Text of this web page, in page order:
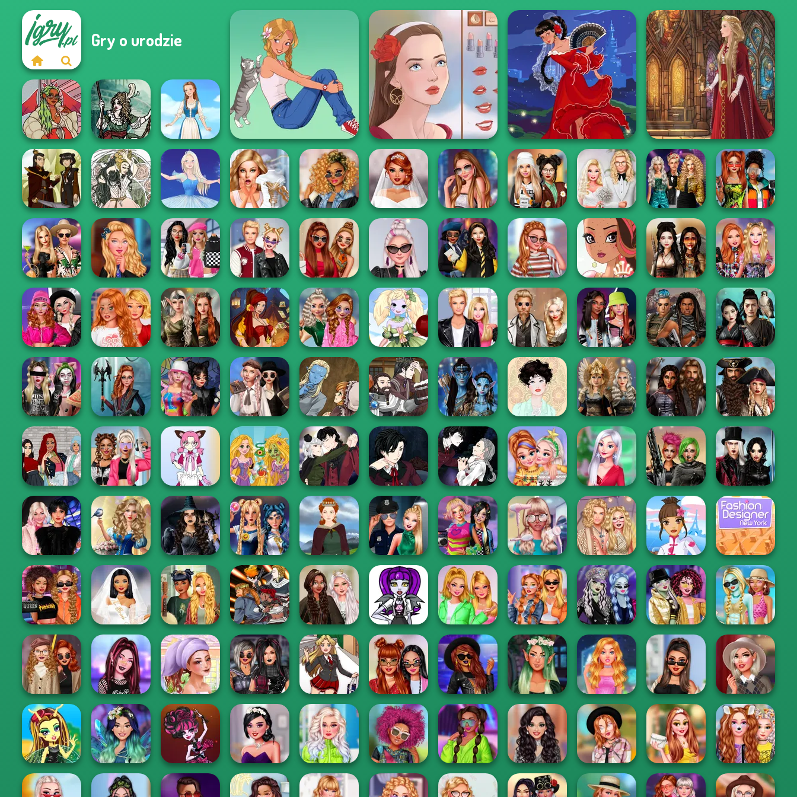
Gry o urodzie
A Girl And Her Pet Portrait Maker Flamenco Dancer Medieval Doll
https://www.dolldivine.com/mei...
Moonlit
Masquerade
Folklore Fashion
Firebender Zuko Forest Fae Ice Ballerina
Bridezilla: Prank
The Bride
TikTok Diva
Weekly Planner
Plus Size
Wedding
Stylista dla
Arianna
Dress To Impress
Back To Schoo...
Babs' Spring
Wedding
Party Crashers
Ex-Boyfriend
Ed...
Babs And
Friends Love
Match Pr...
BFFs' Birthday
Bash For Babs
Hogwarts Girls
Bab's Back to
School Style
Cha...
Kiss, Marry, Hate
Challenge
Rich TikTok Girls
Insta Divas Party
Night
Hogwarts
Princesses
Insta Girls
#hypebae
Fairy Tale High Battle Maidens
Bestie Birthday
Surprise
Fashion Wars
Monochrome Vs
Rai...
Bestie To The
Rescue Breakup
P...
Elven Kingdom
Forest Of
Wonder...
Fantasy Fortune
Teller
School
Popularity
Challenge
Anime Fairy
Creator
Roomies Blind
Date
Steampunk
Wedding
Fashionistas'
Faceoff
Cyberpunk
Guardians
Samurai Spirit
Legacy of Honor
Billie's Weekly
Planner
Centaur
Princesses
Spin The Bottle
Style Exchange...
Wednesday's
Breakup
Handbook
Manga Creator
World Of
Fantasy...
Manga Creator
World Of
Fantasy...
Avatar Na'vi
Warriors Saga
Belle Époque
Norse
Goddesses
Medieval
Princesses
Romance Of The
Seven Seas
Pira...
The Fly Squad:
#squadgoals
BFFs Vs Bullies:
Fashion Rival...
Tokyo Mew Mew
Creator
Rapunzel
Zombie Curse
Manga Creator
Vampire Hunter
P...
Manga Creator
Vampire Hunter
P...
Manga Creator
Vampire Hunter
P...
New Christmas
Sweater Design
My Christmas
Party Prep
Cyberpunk
Shieldmaidens
Twilight
Enchantment
Vampire R...
Wednesday
Besties Fun Day
Storybook Glam
Dress Up
Advent...
Mystic Coven The
Sisterhood of...
Sailor Moon And
Friends Cosmic...
Medieval Woman
Style Police
Officer
BFFs Weirdcore
Aesthetic
Nerd To Popular
Makeover Mania
Festival Besties
Love Is In Th...
Fashion
Designer World
Tour
Fashion
Designer New
York
Celebrity Style
and Outfits
Superheroes
Bachelorette
Party
Goblincore
Aesthetic
Manga Creator
World Of
Fantasy...
TikTok Divas
Fairycore
Monster High
Character
Creator
TikTok Divas
Barbiecore
Fashionable
School Girls
Monster Girls
Concert Looks
Too Cool For
School
Monster Girls
Missing Summer
Light Academia
Vs Dark
Academi...
TikTok Fashion
Slot Machine
My Glow Up
Journey
Summer Make...
Plus Sized Goth
Models
Late For School
Villains Summer
#OOTD
TikTok Divas
#likearockstar
Fantasy Makeup
TikTok Tips
My Secret
Admirer Date
Night
TikTok Divas
#likeforlikes
Hollywood Stars
#preppy